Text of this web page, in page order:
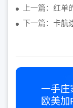
上一篇：红单
下一篇：卡航
一手庄
欧美